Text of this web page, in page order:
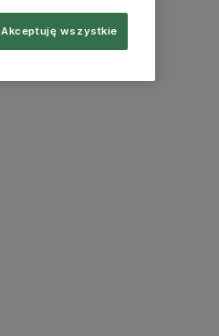
Akceptuję wszystkie